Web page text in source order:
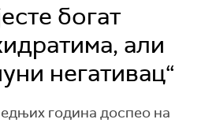
богат
али
негативац“
година доспео на